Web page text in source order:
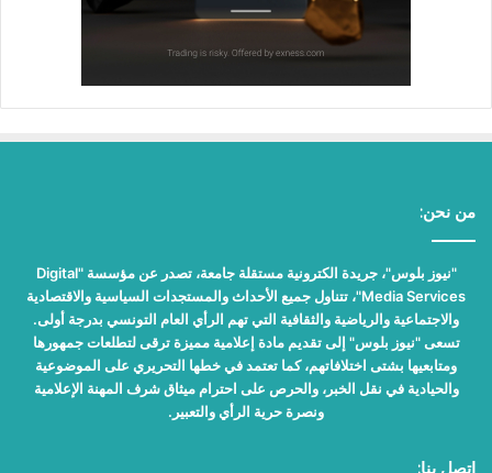
من نحن:
"نيوز بلوس"، جريدة الكترونية مستقلة جامعة، تصدر عن مؤسسة "Digital
Media Services"، تتناول جميع الأحداث والمستجدات السياسية والاقتصادية
والاجتماعية والرياضية والثقافية التي تهم الرأي العام التونسي بدرجة أولى.
تسعى "نيوز بلوس" إلى تقديم مادة إعلامية مميزة ترقى لتطلعات جمهورها
ومتابعيها بشتى اختلافاتهم، كما تعتمد في خطها التحريري على الموضوعية
والحيادية في نقل الخبر، والحرص على احترام ميثاق شرف المهنة الإعلامية
ونصرة حرية الرأي والتعبير.
اتصل بنا: